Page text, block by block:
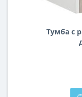
Тумба с